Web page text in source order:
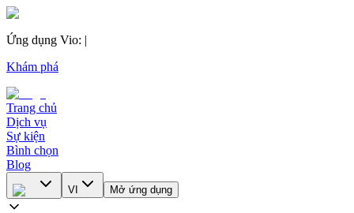
Ứng dụng Vio: |
Khám phá
Trang chủ
Dịch vụ
Sự kiện
Bình chọn
Blog
VI Mở ứng dụng